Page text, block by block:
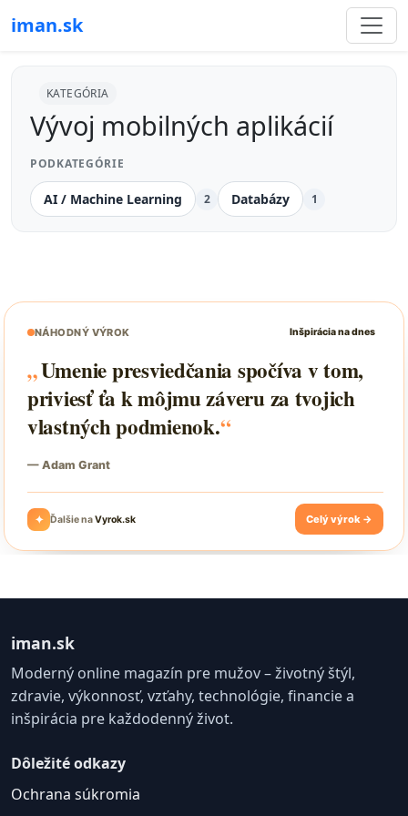
iman.sk
KATEGÓRIA
Vývoj mobilných aplikácií
PODKATEGÓRIE
AI / Machine Learning 2 Databázy 1
iman.sk
Moderný online magazín pre mužov – životný štýl,
zdravie, výkonnosť, vzťahy, technológie, financie a
inšpirácia pre každodenný život.
Dôležité odkazy
Ochrana súkromia